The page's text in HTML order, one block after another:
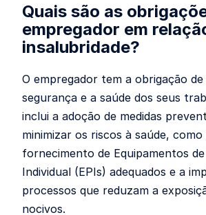
Quais são as
empregador em
insalubridade?
O empregador tem a obrigação
segurança e a saúde dos seus
inclui a adoção de medidas
minimizar os riscos à saúde, como
fornecimento de Equipamentos
Individual (EPIs) adequados e a
processos que reduzam a
nocivos.